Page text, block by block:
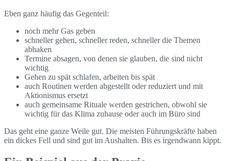
Eben ganz häufig das Gegenteil:
noch mehr Gas geben
schneller gehen, schneller reden, schneller die Themen
abhaken
Termine absagen, von denen sie glauben, die sind nicht
wichtig
Gehen zu spät schlafen, arbeiten bis spät
auch Routinen werden abgestellt oder reduziert und mit
Aktionismus ersetzt
auch gemeinsame Rituale werden gestrichen, obwohl sie
wichtig für das Klima zuhause oder auch im Büro sind
Das geht eine ganze Weile gut. Die meisten Führungskräfte haben
ein dickes Fell und sind gut im Aushalten. Bis es irgendwann kippt.